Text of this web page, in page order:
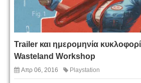
Trailer και ημερομηνία
Wasteland Workshop
Απρ 06, 2016 Playstation